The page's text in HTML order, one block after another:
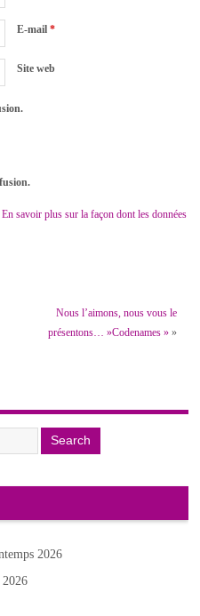
E-mail*
Site web
En savoir plus sur la façon dont les données
Nous l’aimons, nous vous le
présentons… »Codenames »»
2026